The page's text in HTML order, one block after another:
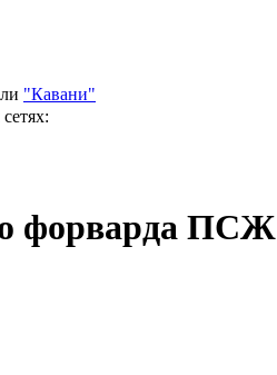
"Кавани"
форварда ПСЖ